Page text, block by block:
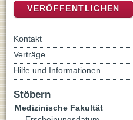
VERÖFFENTLICHEN
Kontakt
Verträge
Hilfe und Informationen
Stöbern
Medizinische Fakultät